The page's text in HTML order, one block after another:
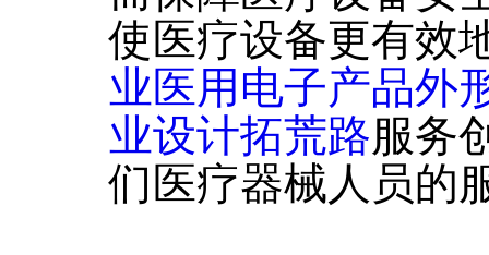
使医疗设备更有效
业医用电子产品外
业设计拓荒路服务
们医疗器械人员的